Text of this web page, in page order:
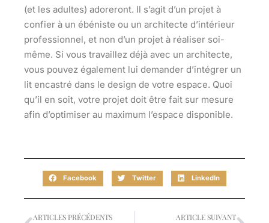
(et les adultes) adoreront. Il s’agit d’un projet à
confier à un ébéniste ou un architecte d’intérieur
professionnel, et non d’un projet à réaliser soi-
même. Si vous travaillez déjà avec un architecte,
vous pouvez également lui demander d’intégrer un
lit encastré dans le design de votre espace. Quoi
qu’il en soit, votre projet doit être fait sur mesure
afin d’optimiser au maximum l’espace disponible.
Facebook Twitter LinkedIn
ARTICLES PRÉCÉDENTS ARTICLE SUIVANT